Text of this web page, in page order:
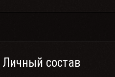
Личный состав